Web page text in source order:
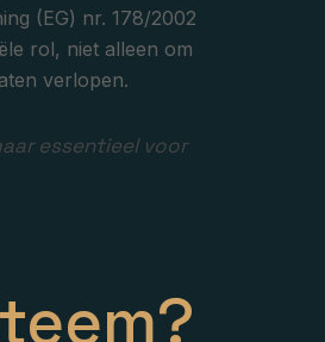
(EG) nr. 178/2002
rol, niet alleen om
verlopen.
essentieel voor